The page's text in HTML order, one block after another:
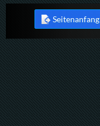
Seitenanfang